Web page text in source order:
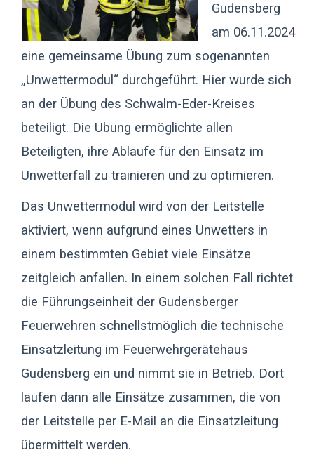
Gudensberg
am 06.11.2024
eine gemeinsame Übung zum sogenannten
„Unwettermodul“ durchgeführt. Hier wurde sich
an der Übung des Schwalm-Eder-Kreises
beteiligt. Die Übung ermöglichte allen
Beteiligten, ihre Abläufe für den Einsatz im
Unwetterfall zu trainieren und zu optimieren.
Das Unwettermodul wird von der Leitstelle
aktiviert, wenn aufgrund eines Unwetters in
einem bestimmten Gebiet viele Einsätze
zeitgleich anfallen. In einem solchen Fall richtet
die Führungseinheit der Gudensberger
Feuerwehren schnellstmöglich die technische
Einsatzleitung im Feuerwehrgerätehaus
Gudensberg ein und nimmt sie in Betrieb. Dort
laufen dann alle Einsätze zusammen, die von
der Leitstelle per E-Mail an die Einsatzleitung
übermittelt werden.